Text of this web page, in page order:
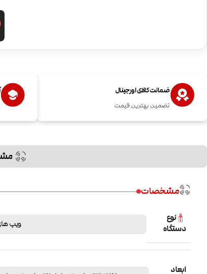
ضمانت کالای اورجینال
تضمین بهترین قیمت
مشخصات
نوع
دستگاه
ویپ
ابعاد